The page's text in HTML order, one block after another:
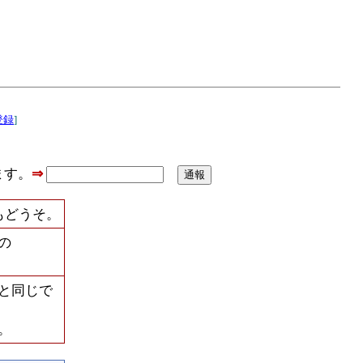
録]
。 ⇒
うそ。
同じで